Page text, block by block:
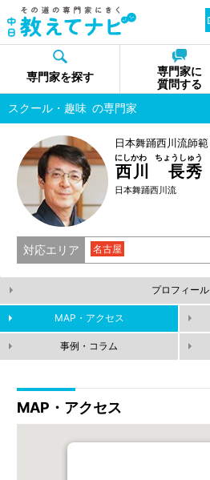
専門家を探す
専門家に
質問する
スクール・趣味 の専門家
日本舞踊西川流師範
西川 長秀
にしかわ ちょうしゅう
日本舞踊西川流
対応エリア 名古屋
プロフィール
MAP・アクセス
事例・コラム
MAP・アクセス